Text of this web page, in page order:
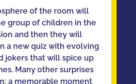
of the room will
group of children in the
and then they will
a new quiz with evolving
jokers that will spice up
Many other surprises
a memorable moment